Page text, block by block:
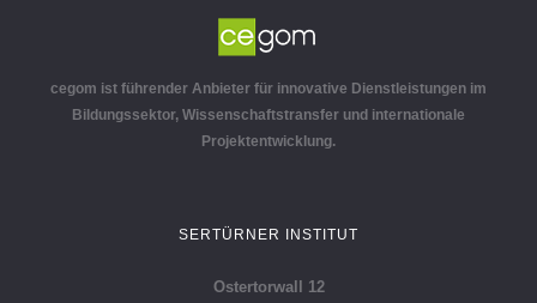
cegom ist führender Anbieter für innovative Dienstleistungen im
Bildungssektor, Wissenschaftstransfer und internationale
Projektentwicklung.
SERTÜRNER INSTITUT
Ostertorwall 12